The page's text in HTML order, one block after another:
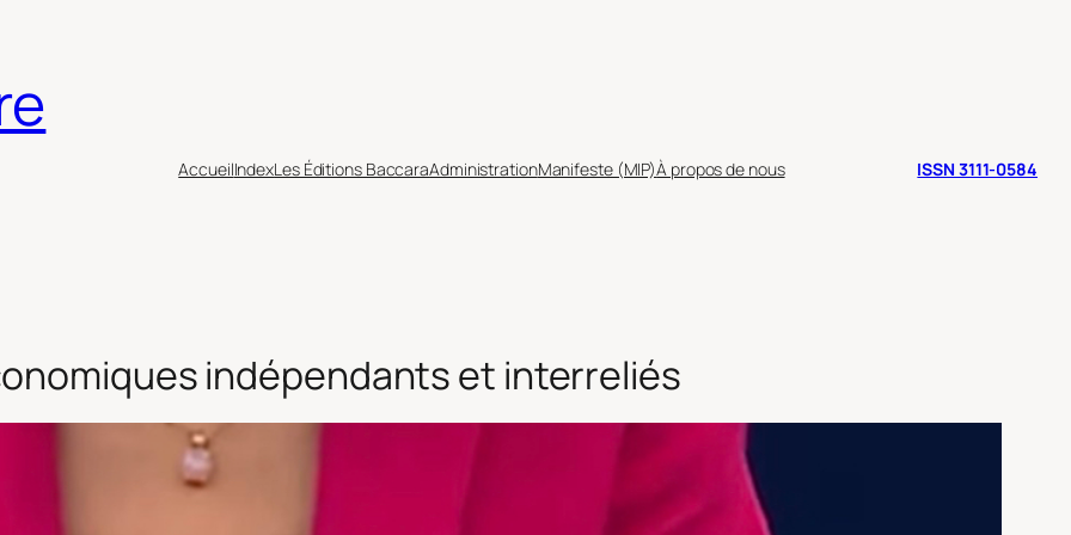
AccueilIndexLes Éditions BaccaraAdministrationManifeste (MIP)À propos de nous ISSN 3111-0584
indépendants et interreliés